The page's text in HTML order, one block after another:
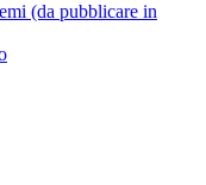
(da pubblicare in